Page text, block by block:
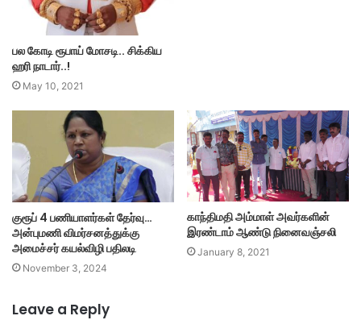
பல கோடி ரூபாய் மோசடி.. சிக்கிய
ஹரி நாடார்..!
May 10, 2021
குரூப் 4 பணியாளர்கள் தேர்வு…
அன்புமணி விமர்சனத்துக்கு
அமைச்சர் கயல்விழி பதிலடி
November 3, 2024
காந்திமதி அம்மாள் அவர்களின்
இரண்டாம் ஆண்டு நினைவஞ்சலி
January 8, 2021
Leave a Reply